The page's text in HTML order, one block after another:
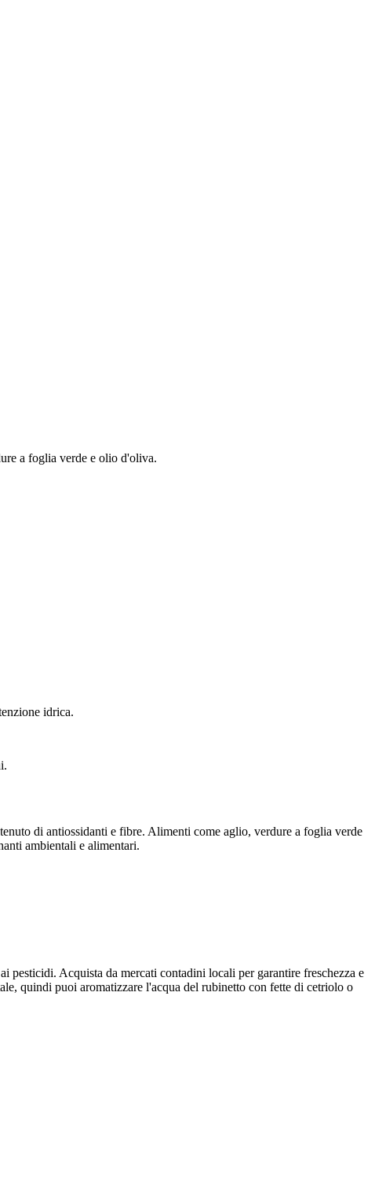
a foglia verde e olio d'oliva.
idrica.
di antiossidanti e fibre. Alimenti come aglio, verdure a foglia verde
ambientali e alimentari.
pesticidi. Acquista da mercati contadini locali per garantire freschezza e
quindi puoi aromatizzare l'acqua del rubinetto con fette di cetriolo o